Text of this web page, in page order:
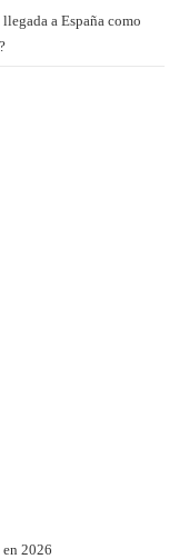
a España como
2026